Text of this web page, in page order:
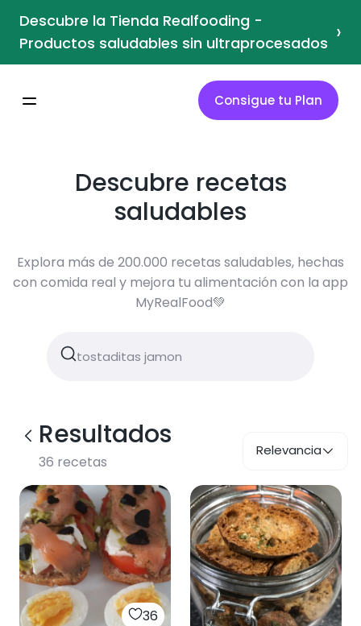
Descubre la Tienda Realfooding -
Productos saludables sin ultraprocesados ›
Consigue tu Plan
Descubre recetas
saludables
Explora más de 200.000 recetas saludables, hechas
con comida real y mejora tu alimentación con la app
MyRealFood💚
Resultados
36 recetas
Relevancia
36